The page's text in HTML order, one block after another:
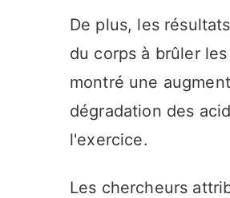
De plus, les
du corps à brûler
montré une
dégradation des
l'exercice.
Les chercheurs